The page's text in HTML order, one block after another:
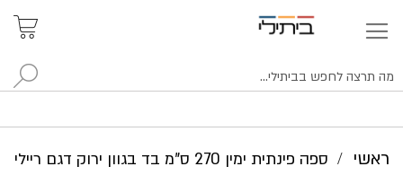
ראשי ספה פינתית ימין 270 ס"מ בד בגוון ירוק דגם ריילי